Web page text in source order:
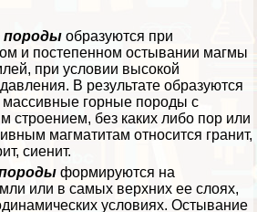
породы образуются при
и постепенном остывании магмы
при условии высокой
В результате образуются
массивные горные породы с
строением, без каких либо пор или
магматитам относится гранит,
сиенит.
формируются на
или в самых верхних ее слоях,
условиях. Остывание